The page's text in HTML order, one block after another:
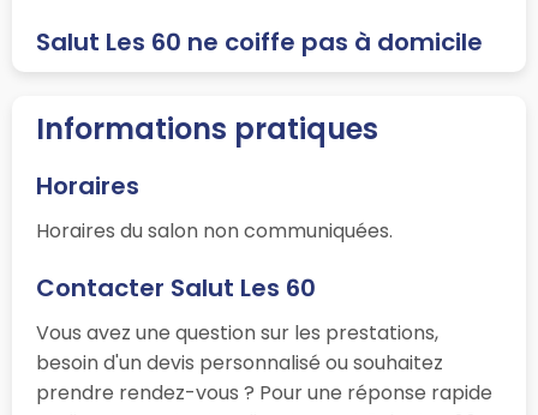
Salut Les 60 ne coiffe pas à domicile
Informations pratiques
Horaires
Horaires du salon non communiquées.
Contacter Salut Les 60
Vous avez une question sur les prestations,
besoin d'un devis personnalisé ou souhaitez
prendre rendez-vous ? Pour une réponse rapide